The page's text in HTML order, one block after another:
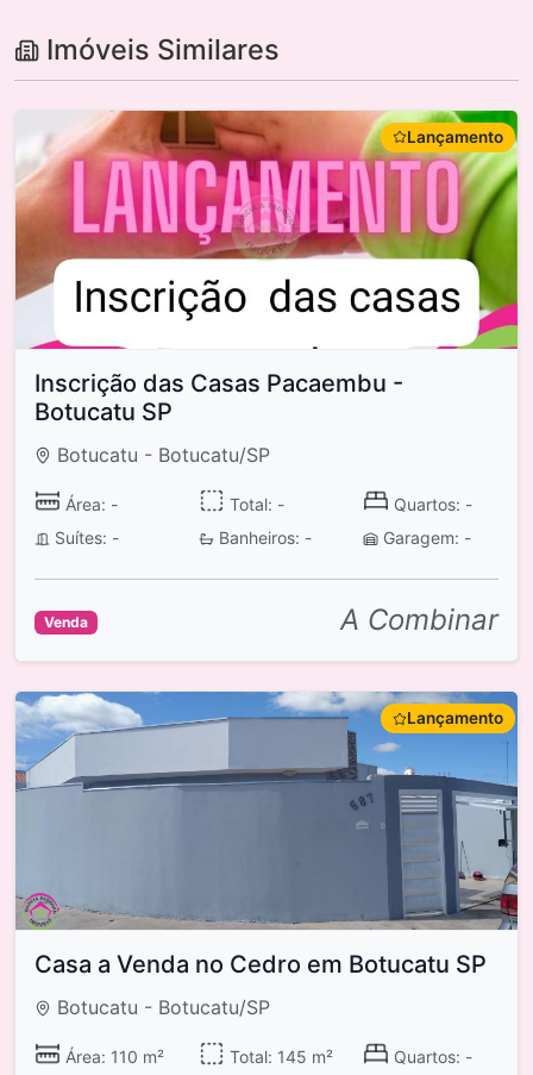
Imóveis Similares
Lançamento
Inscrição das Casas Pacaembu -
Botucatu SP
Botucatu - Botucatu/SP
Área: - Total: -
Quartos: -
Suítes: -
Banheiros: - Garagem: -
Venda A Combinar
Lançamento
Casa a Venda no Cedro em Botucatu SP
Botucatu - Botucatu/SP
Área: 110 m² Total: 145 m²
Quartos: -